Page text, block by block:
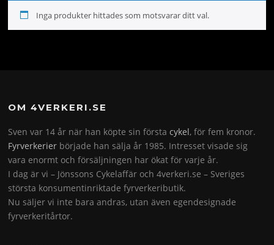
Inga produkter hittades som motsvarar ditt val.
OM 4VERKERI.SE
Sven var 14 år när han köpte sin förstacykel, för fem kronor.
Fyrverkerier började han sälja år 1985. Intresset visade sig
vara enormt och försäljningen har ökat för varje år.
I dag är vi – Jönssons Cykelaffär och 4verkeri.se – Sveriges
största konsumentinriktade fyrverkeributik.
Nu säljer vi inte bara andras, utan även egendesignade
fyrverkeritårtor.